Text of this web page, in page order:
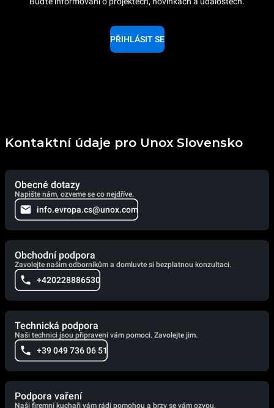
PŘIHLÁSIT SE
Kontaktní údaje pro Unox Slovensko
Obecné dotazy
Napište nám, ozveme se co nejdříve.
info.evropa.cs@unox.com
Obchodní podpora
Zavolejte našim odborníkům a domluvte si bezplatnou konzultaci.
+420228886530
Technická podpora
Naši technici jsou připraveni vám pomoci. Zavolejte jim.
+39 049 736 06 51
Podpora vaření
Naši firemní kuchaři vám rádi pomohou a brzy se vám ozvou.